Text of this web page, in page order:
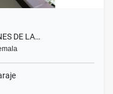
DE LA…